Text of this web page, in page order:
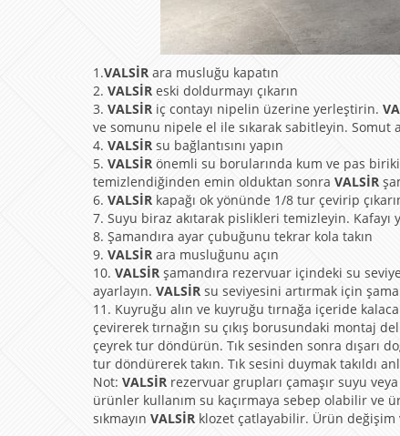
1.VALSİR ara musluğu kapatın
2. VALSİR eski doldurmayı çıkarın
3. VALSİR iç contayı nipelin üzerine yerleştirin.
ve somunu nipele el ile sıkarak sabitleyin. Somut
4. VALSİR su bağlantısını yapın
5. VALSİR önemli su borularında kum ve pas
temizlendiğinden emin olduktan sonra VALSİR
6. VALSİR kapağı ok yönünde 1/8 tur çevirip
7. Suyu biraz akıtarak pislikleri temizleyin.
8. Şamandıra ayar çubuğunu tekrar kola takın
9. VALSİR ara musluğunu açın
10. VALSİR şamandıra rezervuar içindeki su
ayarlayın. VALSİR su seviyesini artırmak için
11. Kuyruğu alın ve kuyruğu tırnağa içeride
çevirerek tırnağın su çıkış borusundaki montaj
çeyrek tur döndürün. Tık sesinden sonra dışarı
tur döndürerek takın. Tık sesini duymak takıldı
Not: VALSİR rezervuar grupları çamaşır suyu
ürünler kullanım su kaçırmaya sebep olabilir ve
sıkmayın VALSİR klozet çatlayabilir. Ürün